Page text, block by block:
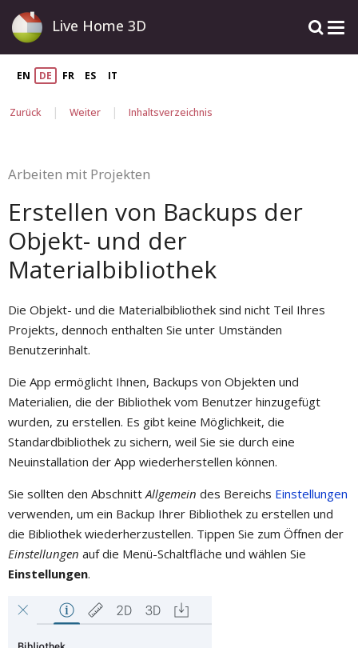
Live Home 3D
EN DE FR ES IT
Zurück | Weiter | Inhaltsverzeichnis
Arbeiten mit Projekten
Erstellen von Backups der
Objekt- und der
Materialbibliothek
Die Objekt- und die Materialbibliothek sind nicht Teil Ihres
Projekts, dennoch enthalten Sie unter Umständen
Benutzerinhalt.
Die App ermöglicht Ihnen, Backups von Objekten und
Materialien, die der Bibliothek vom Benutzer hinzugefügt
wurden, zu erstellen. Es gibt keine Möglichkeit, die
Standardbibliothek zu sichern, weil Sie sie durch eine
Neuinstallation der App wiederherstellen können.
Sie sollten den AbschnittAllgemein des Bereichs Einstellungen
verwenden, um ein Backup Ihrer Bibliothek zu erstellen und
die Bibliothek wiederherzustellen. Tippen Sie zum Öffnen der
Einstellungen auf die Menü-Schaltfläche und wählen Sie
Einstellungen.